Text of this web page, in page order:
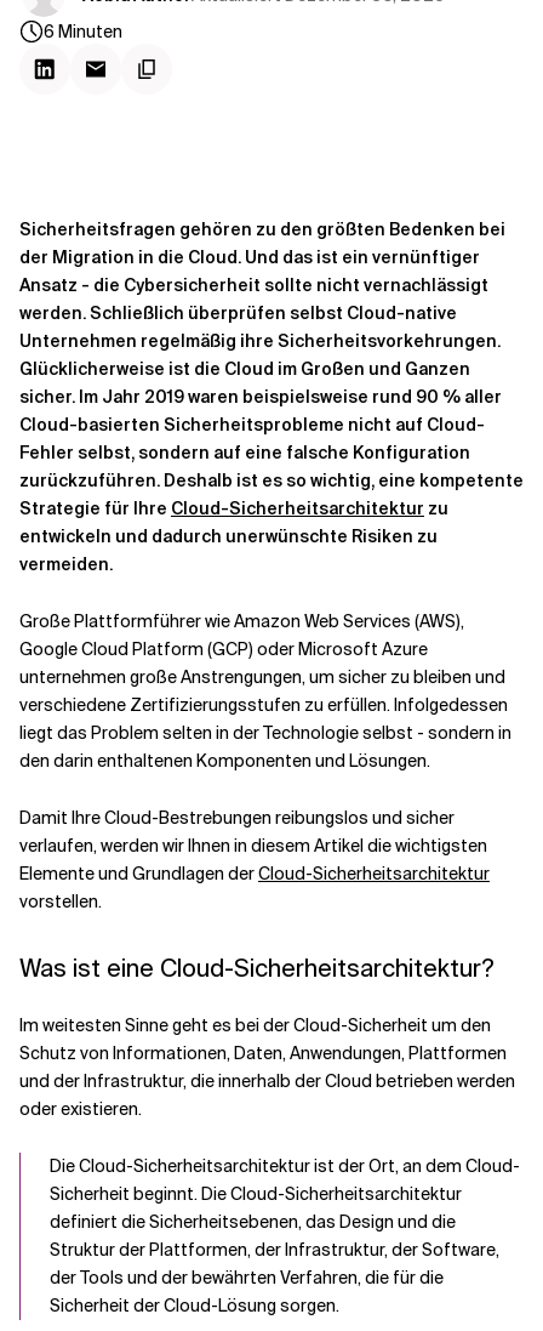
6 Minuten
Sicherheitsfragen gehören zu den größten Bedenken bei
der Migration in die Cloud. Und das ist ein vernünftiger
Ansatz - die Cybersicherheit sollte nicht vernachlässigt
werden. Schließlich überprüfen selbst Cloud-native
Unternehmen regelmäßig ihre Sicherheitsvorkehrungen.
Glücklicherweise ist die Cloud im Großen und Ganzen
sicher. Im Jahr 2019 waren beispielsweise rund 90 % aller
Cloud-basierten Sicherheitsprobleme nicht auf Cloud-
Fehler selbst, sondern auf eine falsche Konfiguration
zurückzuführen. Deshalb ist es so wichtig, eine kompetente
Strategie für Ihre Cloud-Sicherheitsarchitektur zu
entwickeln und dadurch unerwünschte Risiken zu
vermeiden.
Große Plattformführer wie Amazon Web Services (AWS),
Google Cloud Platform (GCP) oder Microsoft Azure
unternehmen große Anstrengungen, um sicher zu bleiben und
verschiedene Zertifizierungsstufen zu erfüllen. Infolgedessen
liegt das Problem selten in der Technologie selbst - sondern in
den darin enthaltenen Komponenten und Lösungen.
Damit Ihre Cloud-Bestrebungen reibungslos und sicher
verlaufen, werden wir Ihnen in diesem Artikel die wichtigsten
Elemente und Grundlagen derCloud-Sicherheitsarchitektur
vorstellen.
Was ist eine Cloud-Sicherheitsarchitektur?
Im weitesten Sinne geht es bei der Cloud-Sicherheit um den
Schutz von Informationen, Daten, Anwendungen, Plattformen
und der Infrastruktur, die innerhalb der Cloud betrieben werden
oder existieren.
Die Cloud-Sicherheitsarchitektur ist der Ort, an dem Cloud-
Sicherheit beginnt. Die Cloud-Sicherheitsarchitektur
definiert die Sicherheitsebenen, das Design und die
Struktur der Plattformen, der Infrastruktur, der Software,
der Tools und der bewährten Verfahren, die für die
Sicherheit der Cloud-Lösung sorgen.